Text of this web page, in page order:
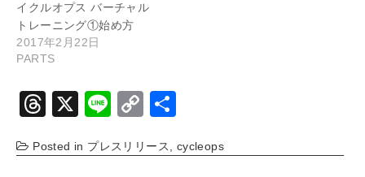
イクルオプス バーチャル
トレーニング①始め方
2017年2月22日
PARTS
T
e
X
Li
e
C
p
Posted in プレスリリース cycleops